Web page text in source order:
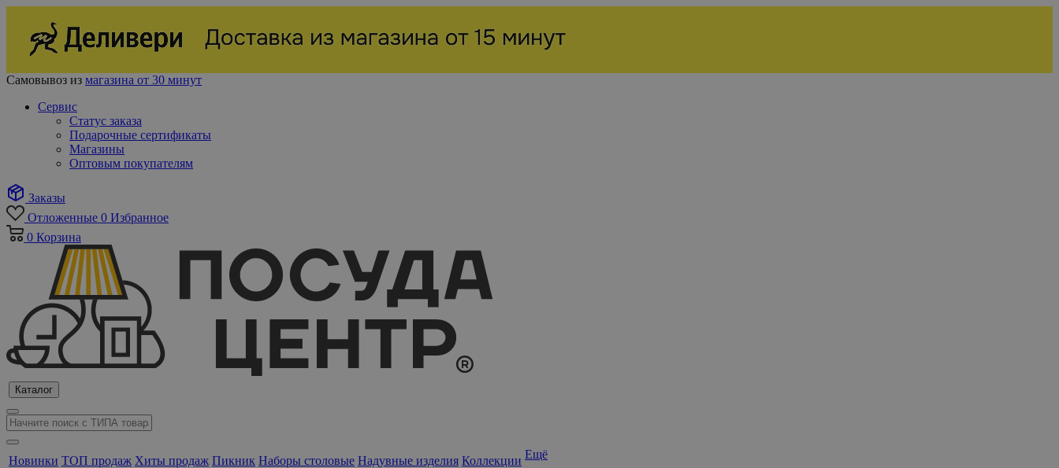
Самовывоз из магазина от 30 минут
Сервис
Статус заказа
Подарочные сертификаты
Магазины
Оптовым покупателям
Заказы
Отложенные 0 Избранное
0 Корзина
Каталог
Новинки ТОП продаж Хиты продаж Пикник Наборы столовые Надувные изделия Коллекции Ещё